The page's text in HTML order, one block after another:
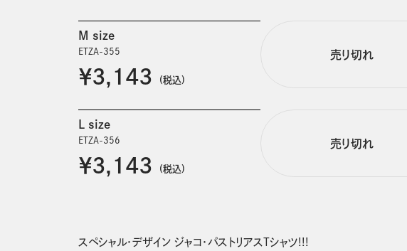
M size
ETZA-355
￥3,143 (税込)
売り切れ
L size
ETZA-356
￥3,143 (税込)
売り切れ
スペシャル・デザイン ジャコ・パストリアスTシャツ!!!